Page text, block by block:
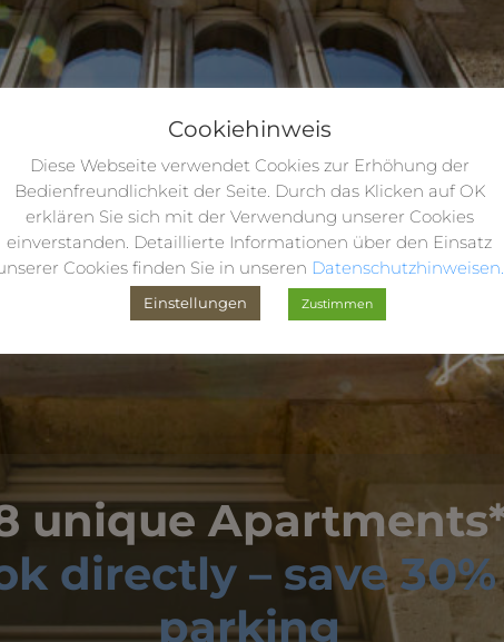
Cookiehinweis
Diese Webseite verwendet Cookies zur Erhöhung der
Bedienfreundlichkeit der Seite. Durch das Klicken auf OK
erklären Sie sich mit der Verwendung unserer Cookies
einverstanden. Detaillierte Informationen über den Einsatz
Cookies finden Sie in unseren Datenschutzhinweisen.
Einstellungen Zustimmen
unique
directly – save
parking